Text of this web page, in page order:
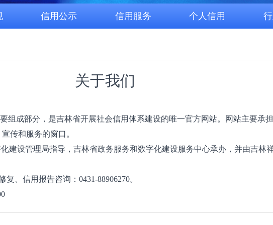
信用公示 信用服务 个人信用
关于我们
组成部分，是吉林省开展社会信用体系建设的唯一官方网站。网站主要承
传和服务的窗口。
建设管理局指导，吉林省政务服务和数字化建设服务中心承办，并由吉林
、信用报告咨询：0431-88906270。